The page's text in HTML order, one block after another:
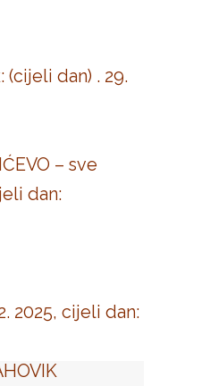
dan) . 29.
– sve
dan:
2025, cijeli dan: